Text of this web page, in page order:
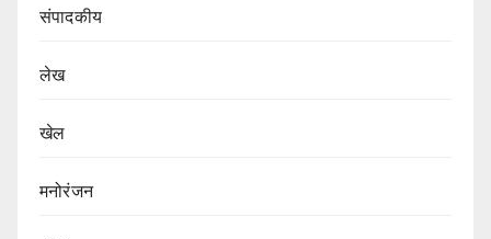
संपादकीय
लेख
खेल
मनोरंजन